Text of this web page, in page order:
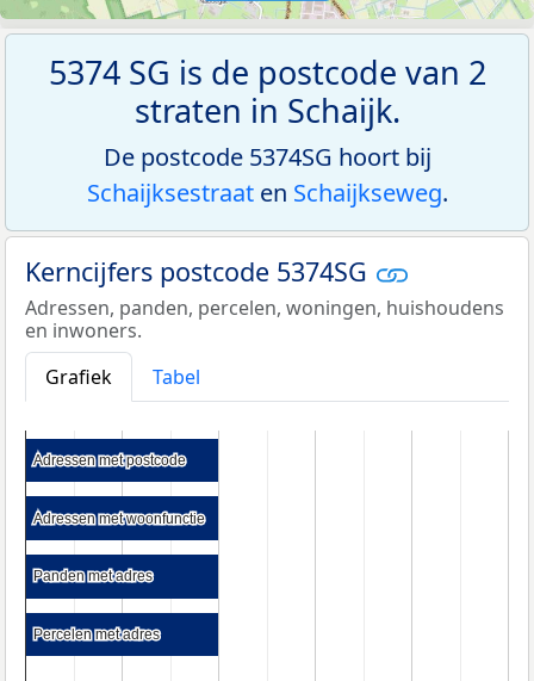
5374 SG is de postcode van 2
straten in Schaijk.
De postcode 5374SG hoort bij
Schaijksestraaten Schaijkseweg.
Kerncijfers postcode 5374SG
Adressen, panden, percelen, woningen, huishoudens
en inwoners.
Grafiek
Tabel
Adressen met postcode
Adressen met postcode
Adressen met woonfunctie
Adressen met woonfunctie
Panden met adres
Panden met adres
Percelen met adres
Percelen met adres